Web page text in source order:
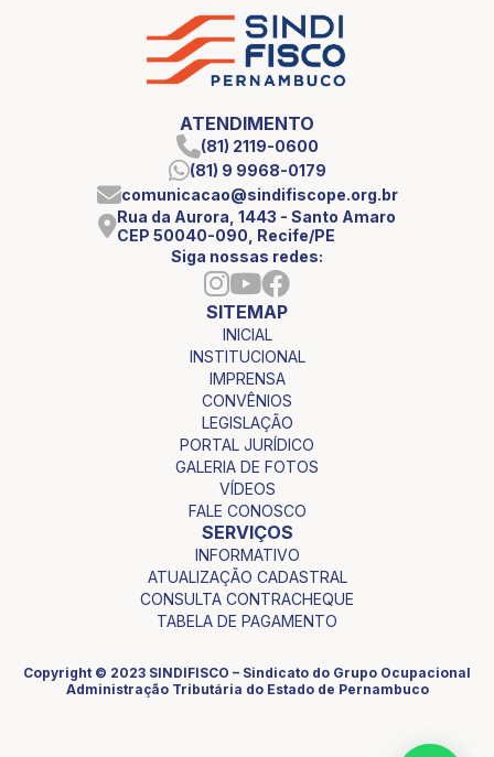
ATENDIMENTO
(81) 2119-0600
(81) 9 9968-0179
comunicacao@sindifiscope.org.br
Rua da Aurora, 1443 - Santo Amaro
CEP 50040-090, Recife/PE
Siga nossas redes:
SITEMAP
INICIAL
INSTITUCIONAL
IMPRENSA
CONVÊNIOS
LEGISLAÇÃO
PORTAL JURÍDICO
GALERIA DE FOTOS
VÍDEOS
FALE CONOSCO
SERVIÇOS
INFORMATIVO
ATUALIZAÇÃO CADASTRAL
CONSULTA CONTRACHEQUE
TABELA DE PAGAMENTO
Copyright © 2023 SINDIFISCO – Sindicato do Grupo Ocupacional
Administração Tributária do Estado de Pernambuco